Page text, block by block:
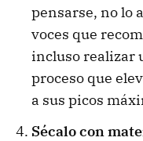
pensarse, no lo
voces que
incluso realizar
proceso que
a sus picos
Sécalo con